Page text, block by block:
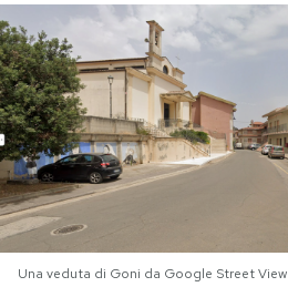
PODCAST
NEWSLETTER
I MIEI PREFERITI
Una veduta di Goni da Google Street View